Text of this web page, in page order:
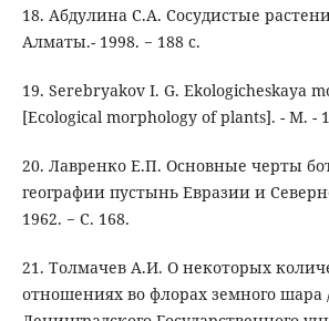
18. Абдулина С.А. Сосудистые
Алматы.- 1998. − 188 с.
19. Serebryakov I. G. Ekologicheskaya
[Ecological morphology of plants]. - M. -
20. Лавренко Е.П. Основные черты
географии пустынь Евразии и
1962. − С. 168.
21. Толмачев А.И. О некоторых
отношениях во флорах земного шара